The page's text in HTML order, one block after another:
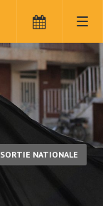
SORTIE NATIONALE